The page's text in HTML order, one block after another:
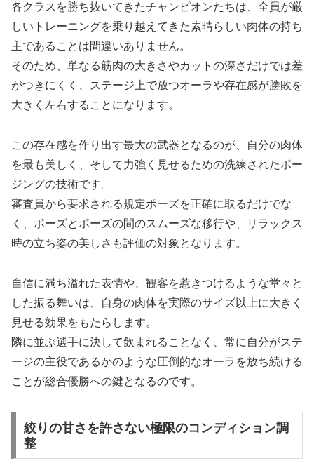
各クラスを勝ち抜いてきたチャンピオンたちは、全員が厳
しいトレーニングを乗り越えてきた素晴らしい肉体の持ち
主であることは間違いありません。
そのため、単なる筋肉の大きさやカットの深さだけでは差
がつきにくく、ステージ上で放つオーラや存在感が勝敗を
大きく左右することになります。
この存在感を作り出す最大の武器となるのが、自分の肉体
を最も美しく、そして力強く見せるための洗練されたポー
ジングの技術です。
審査員から要求される規定ポーズを正確に取るだけでな
く、ポーズとポーズの間のスムーズな移行や、リラックス
時の立ち姿の美しさも評価の対象となります。
自信に満ち溢れた表情や、観客を惹きつけるような堂々と
した振る舞いは、自身の肉体を実際のサイズ以上に大きく
見せる効果をもたらします。
隣に並ぶ選手に決して飲まれることなく、常に自分がステ
ージの主役であるかのような圧倒的なオーラを放ち続ける
ことが総合優勝への鍵となるのです。
絞りの甘さを許さない極限のコンディション調
整